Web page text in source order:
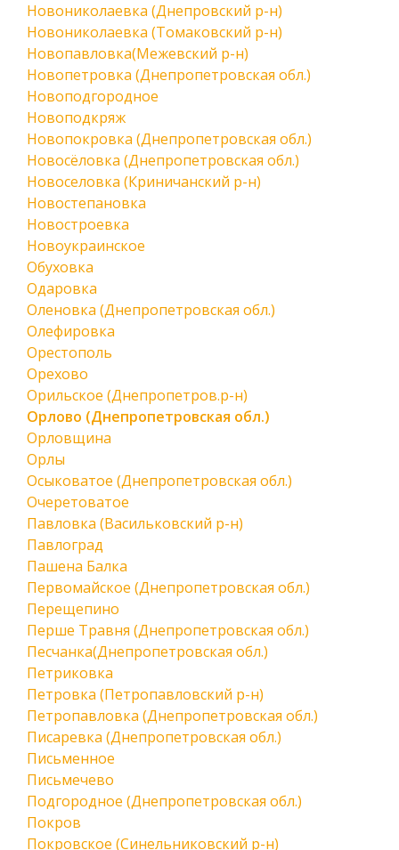
Новониколаевка (Днепровский р-н)
Новониколаевка (Томаковский р-н)
Новопавловка(Межевский р-н)
Новопетровка (Днепропетровская обл.)
Новоподгородное
Новоподкряж
Новопокровка (Днепропетровская обл.)
Новосёловка (Днепропетровская обл.)
Новоселовка (Криничанский р-н)
Новостепановка
Новостроевка
Новоукраинское
Обуховка
Одаровка
Оленовка (Днепропетровская обл.)
Олефировка
Орестополь
Орехово
Орильское (Днепропетров.р-н)
Орлово (Днепропетровская обл.)
Орловщина
Орлы
Осыковатое (Днепропетровская обл.)
Очеретоватое
Павловка (Васильковский р-н)
Павлоград
Пашена Балка
Первомайское (Днепропетровская обл.)
Перещепино
Перше Травня (Днепропетровская обл.)
Песчанка(Днепропетровская обл.)
Петриковка
Петровка (Петропавловский р-н)
Петропавловка (Днепропетровская обл.)
Писаревка (Днепропетровская обл.)
Письменное
Письмечево
Подгородное (Днепропетровская обл.)
Покров
Покровское (Синельниковский р-н)